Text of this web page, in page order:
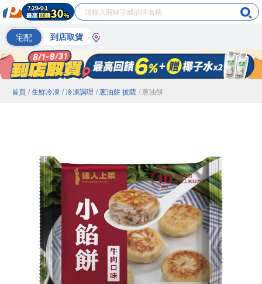
宅配 到店取貨
首頁 / 生鮮冷凍 / 冷凍調理 / 蔥油餅 披薩 / 蔥油餅